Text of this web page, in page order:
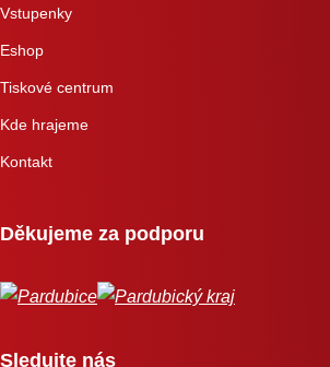
Vstupenky
Eshop
Tiskové centrum
Kde hrajeme
Kontakt
Děkujeme za podporu
Sledujte nás